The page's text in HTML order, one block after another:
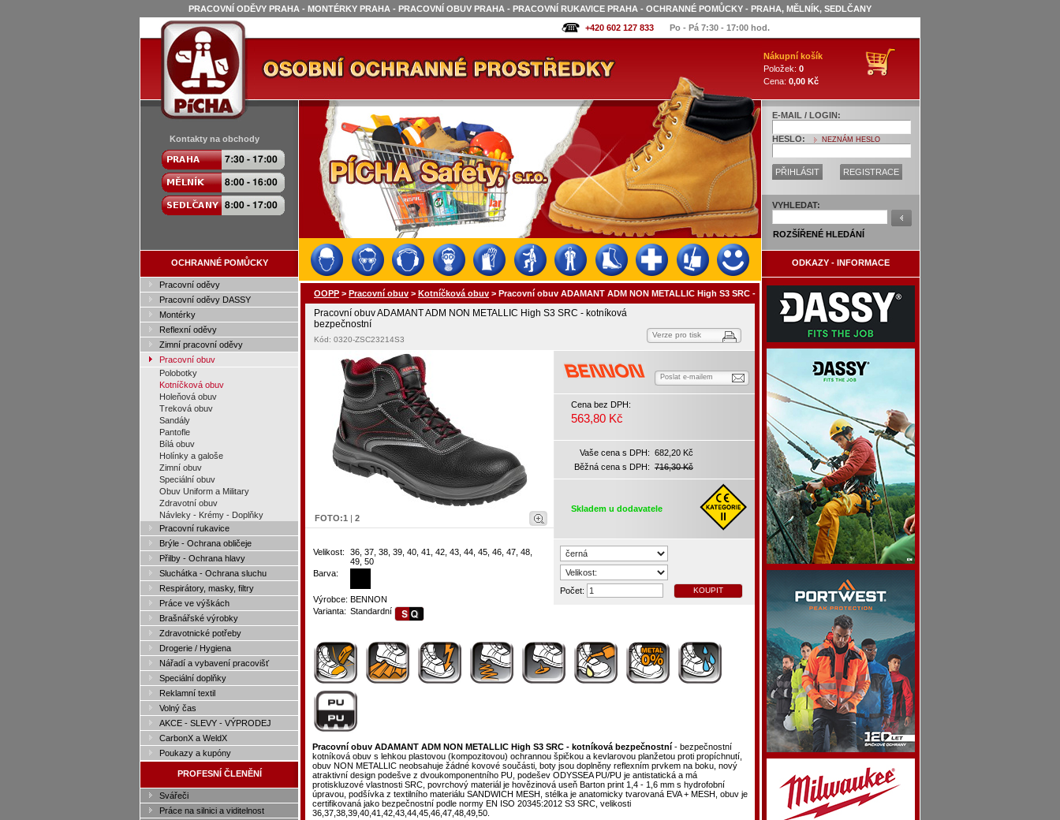
PRACOVNÍ ODĚVY PRAHA - MONTÉRKY PRAHA - PRACOVNÍ OBUV PRAHA - PRACOVNÍ RUKAVICE PRAHA - OCHRANNÉ POMŮCKY - PRAHA, MĚLNÍK, SEDLČANY
+420 602 127 833
Po - Pá 7:30 - 17:00 hod.
Kontakty na obchody
OCHRANNÉ POMŮCKY
Pracovní oděvy
Pracovní oděvy DASSY
Montérky
Reflexní oděvy
Zimní pracovní oděvy
Pracovní obuv
Polobotky
Kotníčková obuv
Holeňová obuv
Treková obuv
Sandály
Pantofle
Bílá obuv
Holínky a galoše
Zimní obuv
Speciální obuv
Obuv Uniform a Military
Zdravotní obuv
Návleky - Krémy - Doplňky
Pracovní rukavice
Brýle - Ochrana obličeje
Přilby - Ochrana hlavy
Sluchátka - Ochrana sluchu
Respirátory, masky, filtry
Práce ve výškách
Brašnářské výrobky
Zdravotnické potřeby
Drogerie / Hygiena
Nářadí a vybavení pracovišť
Speciální doplňky
Reklamní textil
Volný čas
AKCE - SLEVY - VÝPRODEJ
CarbonX a WeldX
Poukazy a kupóny
PROFESNÍ ČLENĚNÍ
Svářeči
Práce na silnici a viditelnost
OOPP > Pracovní obuv > Kotníčková obuv > Pracovní obuv ADAMANT ADM NON METALLIC High S3 SRC - kotníková bezpečnostní
Pracovní obuv ADAMANT ADM NON METALLIC High S3 SRC - kotníková
bezpečnostní
Kód: 0320-ZSC23214S3
Verze pro tisk
FOTO:1 | 2
Poslat e-mailem
Cena bez DPH:
563,80 Kč
Vaše cena s DPH: 682,20 Kč
Běžná cena s DPH: 716,30 Kč
Skladem u dodavatele
Velikost:
36, 37, 38, 39, 40, 41, 42, 43, 44, 45, 46, 47, 48,
49, 50
Barva:
Výrobce: BENNON
Varianta: Standardní
Počet: KOUPIT
Pracovní obuv ADAMANT ADM NON METALLIC High S3 SRC - kotníková bezpečnostní - bezpečnostní
kotníková obuv s lehkou plastovou (kompozitovou) ochrannou špičkou a kevlarovou planžetou proti propíchnutí,
obuv NON METALLIC neobsahuje žádné kovové součásti, boty jsou doplněny reflexním prvkem na boku, nový
atraktivní design podešve z dvoukomponentního PU, podešev ODYSSEA PU/PU je antistatická a má
protiskluzové vlastnosti SRC, povrchový materiál je hovězinová useň Barton print 1,4 - 1,6 mm s hydrofobní
úpravou, podšívka z textilního materiálu SANDWICH MESH, stélka je anatomicky tvarovaná EVA + MESH, obuv je
certifikovaná jako bezpečnostní podle normy EN ISO 20345:2012 S3 SRC, velikosti
36,37,38,39,40,41,42,43,44,45,46,47,48,49,50.
Nákupní košík
Položek: 0
Cena: 0,00 Kč
E-MAIL / LOGIN:
HESLO: NEZNÁM HESLO
PŘIHLÁSIT REGISTRACE
VYHLEDAT:
ROZŠÍŘENÉ HLEDÁNÍ
ODKAZY - INFORMACE